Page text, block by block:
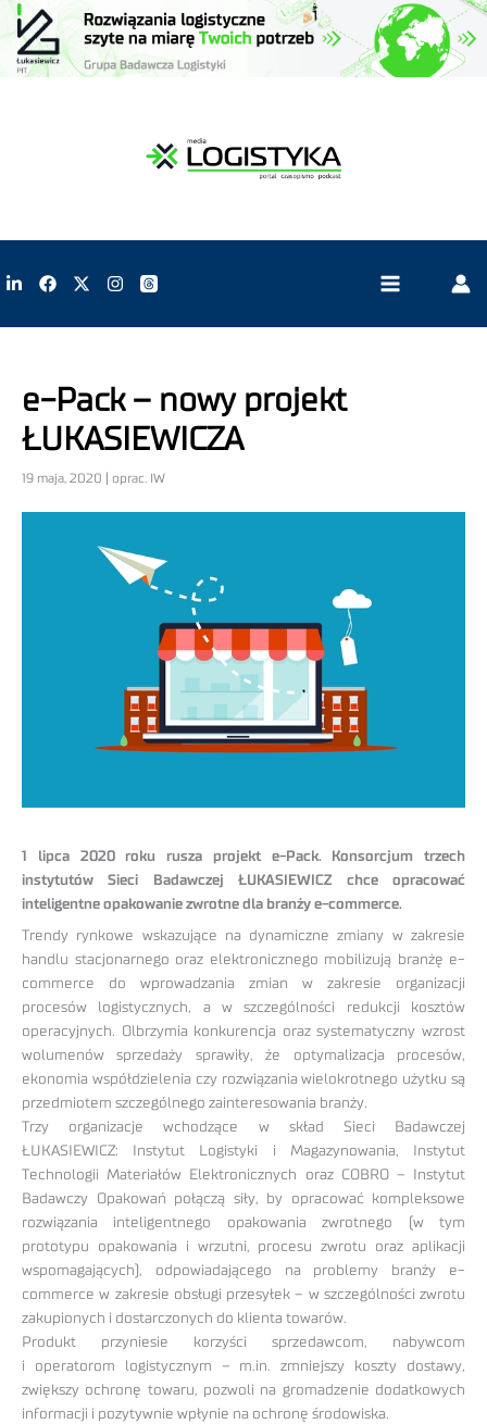
e-Pack – nowy projekt
ŁUKASIEWICZA
19 maja, 2020 | oprac. IW
1 lipca 2020 roku rusza projekt e-Pack. Konsorcjum trzech
instytutów Sieci Badawczej ŁUKASIEWICZ chce opracować
inteligentne opakowanie zwrotne dla branży e-commerce.
Trendy rynkowe wskazujące na dynamiczne zmiany w zakresie
handlu stacjonarnego oraz elektronicznego mobilizują branżę e-
commerce do wprowadzania zmian w zakresie organizacji
procesów logistycznych, a w szczególności redukcji kosztów
operacyjnych. Olbrzymia konkurencja oraz systematyczny wzrost
wolumenów sprzedaży sprawiły, że optymalizacja procesów,
ekonomia współdzielenia czy rozwiązania wielokrotnego użytku są
przedmiotem szczególnego zainteresowania branży.
Trzy organizacje wchodzące w skład Sieci Badawczej
ŁUKASIEWICZ: Instytut Logistyki i Magazynowania, Instytut
Technologii Materiałów Elektronicznych oraz COBRO – Instytut
Badawczy Opakowań połączą siły, by opracować kompleksowe
rozwiązania inteligentnego opakowania zwrotnego (w tym
prototypu opakowania i wrzutni, procesu zwrotu oraz aplikacji
wspomagających), odpowiadającego na problemy branży e-
commerce w zakresie obsługi przesyłek – w szczególności zwrotu
zakupionych i dostarczonych do klienta towarów.
Produkt przyniesie korzyści sprzedawcom, nabywcom
i operatorom logistycznym – m.in. zmniejszy koszty dostawy,
zwiększy ochronę towaru, pozwoli na gromadzenie dodatkowych
informacji i pozytywnie wpłynie na ochronę środowiska.